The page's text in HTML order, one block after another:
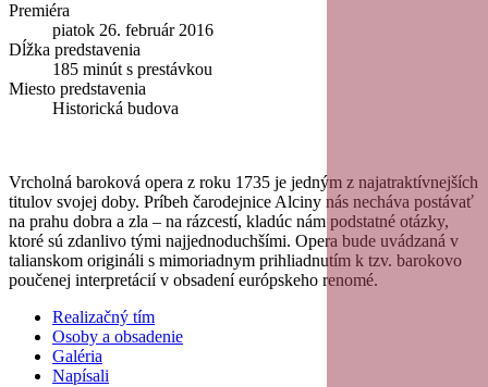
Premiéra
piatok 26. február 2016
Dĺžka predstavenia
185 minút s prestávkou
Miesto predstavenia
Historická budova
Vrcholná baroková opera z roku 1735 je jedným z najatraktívnejších
titulov svojej doby. Príbeh čarodejnice Alciny nás necháva postávať
na prahu dobra a zla – na rázcestí, kladúc nám podstatné otázky,
ktoré sú zdanlivo tými najjednoduchšími. Opera bude uvádzaná v
talianskom origináli s mimoriadnym prihliadnutím k tzv. barokovo
poučenej interpretácií v obsadení európskeho renomé.
Realizačný tím
Osoby a obsadenie
Galéria
Napísali